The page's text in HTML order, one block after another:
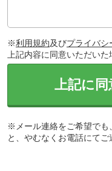
※利用規約及びプライバシ
上記内容に同意いただい
上記に
※メール連絡をご希望でも
と、やむなくお電話にてご